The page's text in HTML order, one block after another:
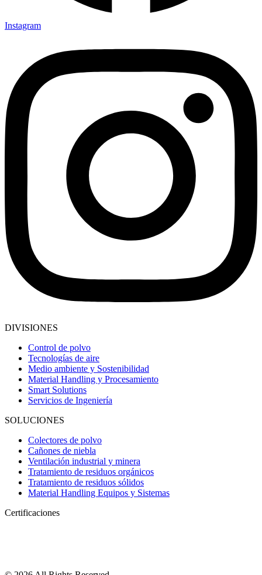
Instagram
DIVISIONES
Control de polvo
Tecnologías de aire
Medio ambiente y Sostenibilidad
Material Handling y Procesamiento
Smart Solutions
Servicios de Ingeniería
SOLUCIONES
Colectores de polvo
Cañones de niebla
Ventilación industrial y minera
Tratamiento de residuos orgánicos
Tratamiento de residuos sólidos
Material Handling Equipos y Sistemas
Certificaciones